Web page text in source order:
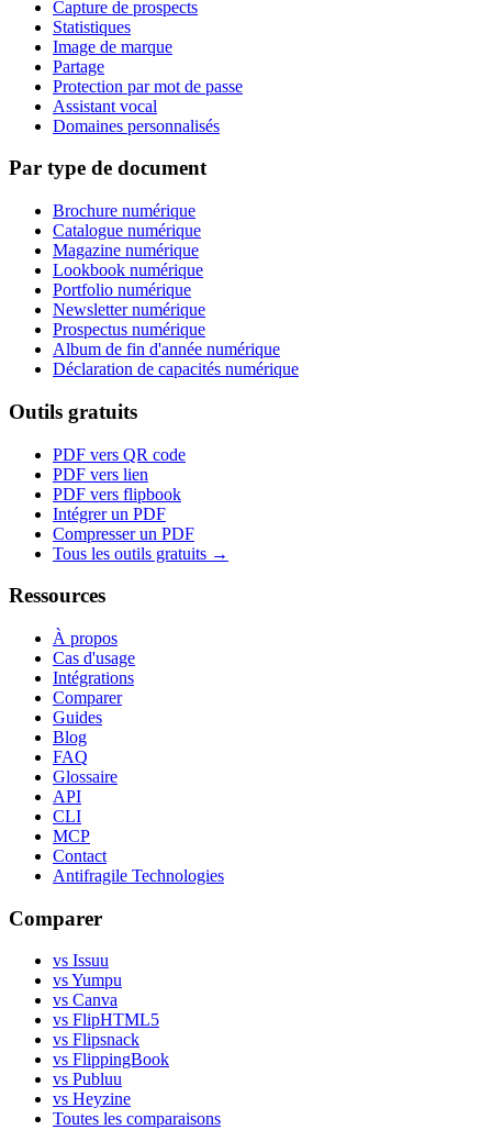
Capture de prospects
Statistiques
Image de marque
Partage
Protection par mot de passe
Assistant vocal
Domaines personnalisés
Par type de document
Brochure numérique
Catalogue numérique
Magazine numérique
Lookbook numérique
Portfolio numérique
Newsletter numérique
Prospectus numérique
Album de fin d'année numérique
Déclaration de capacités numérique
Outils gratuits
PDF vers QR code
PDF vers lien
PDF vers flipbook
Intégrer un PDF
Compresser un PDF
Tous les outils gratuits →
Ressources
À propos
Cas d'usage
Intégrations
Comparer
Guides
Blog
FAQ
Glossaire
API
CLI
MCP
Contact
Antifragile Technologies
Comparer
vs Issuu
vs Yumpu
vs Canva
vs FlipHTML5
vs Flipsnack
vs FlippingBook
vs Publuu
vs Heyzine
Toutes les comparaisons